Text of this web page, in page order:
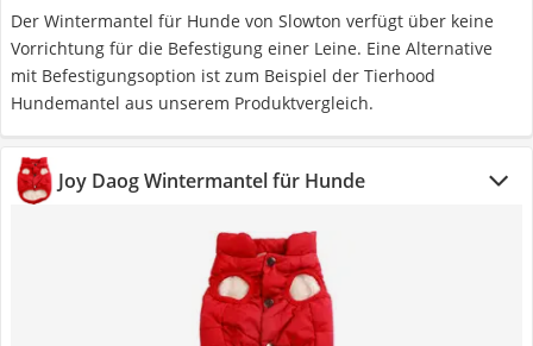
Der Wintermantel für Hunde von Slowton verfügt über keine
Vorrichtung für die Befestigung einer Leine. Eine Alternative
mit Befestigungsoption ist zum Beispiel der Tierhood
Hundemantel aus unserem Produktvergleich.
Joy Daog Wintermantel für Hunde